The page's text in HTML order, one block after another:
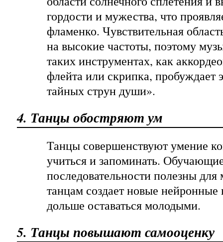
гордости и мужества, что
фламенко. Чувствительная
на высокие частоты, поэтому
таких инструментах, как
флейта или скрипка, пробуждает
тайных струн души».
4. Танцы обостряют ум
Танцы совершенствуют умение
учиться и запоминать.
последовательности полезны
танцам создает новые
дольше оставаться молодыми.
5. Танцы повышают самооценку